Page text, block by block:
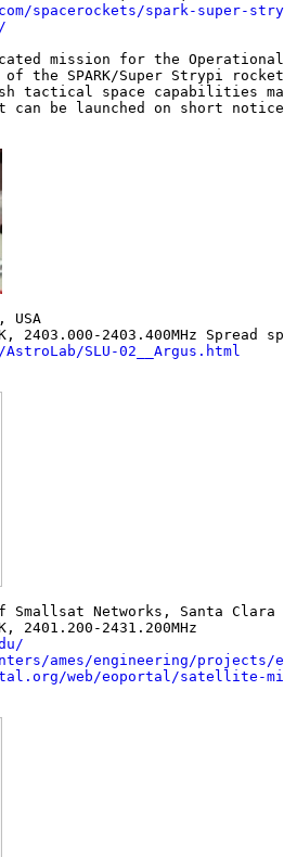
spacerockets/spark-super-
mission for the
the SPARK/Super Strypi
tactical space capabilities
can be launched on short
SLU-02__Argus.html
Smallsat Networks, Santa
ames/engineering/projects/
web/eoportal/satellite-